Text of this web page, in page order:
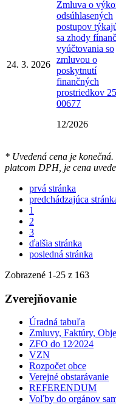
24. 3. 2026
Zmluva o
odsúhlasených
postupov
sa zhody
vyúčtovania so
zmluvou o
poskytnutí
finančných
prostriedkov
00677
12/2026
* Uvedená cena je
platcom DPH, je cena
prvá stránka
predchádzajúca
1
2
3
ďalšia stránka
posledná stránka
Zobrazené 1-25 z 163
Zverejňovanie
Úradná tabuľa
Zmluvy, Faktúry,
ZFO do 12⁄2024
VZN
Rozpočet obce
Verejné obstarávanie
REFERENDUM
Voľby do orgánov